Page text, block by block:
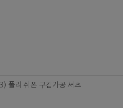
폴리 쉬폰 구김가공 셔츠